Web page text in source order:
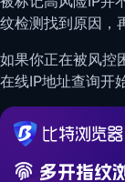
纹检测找到原因，
如果你正在被风控
在线IP地址查询开